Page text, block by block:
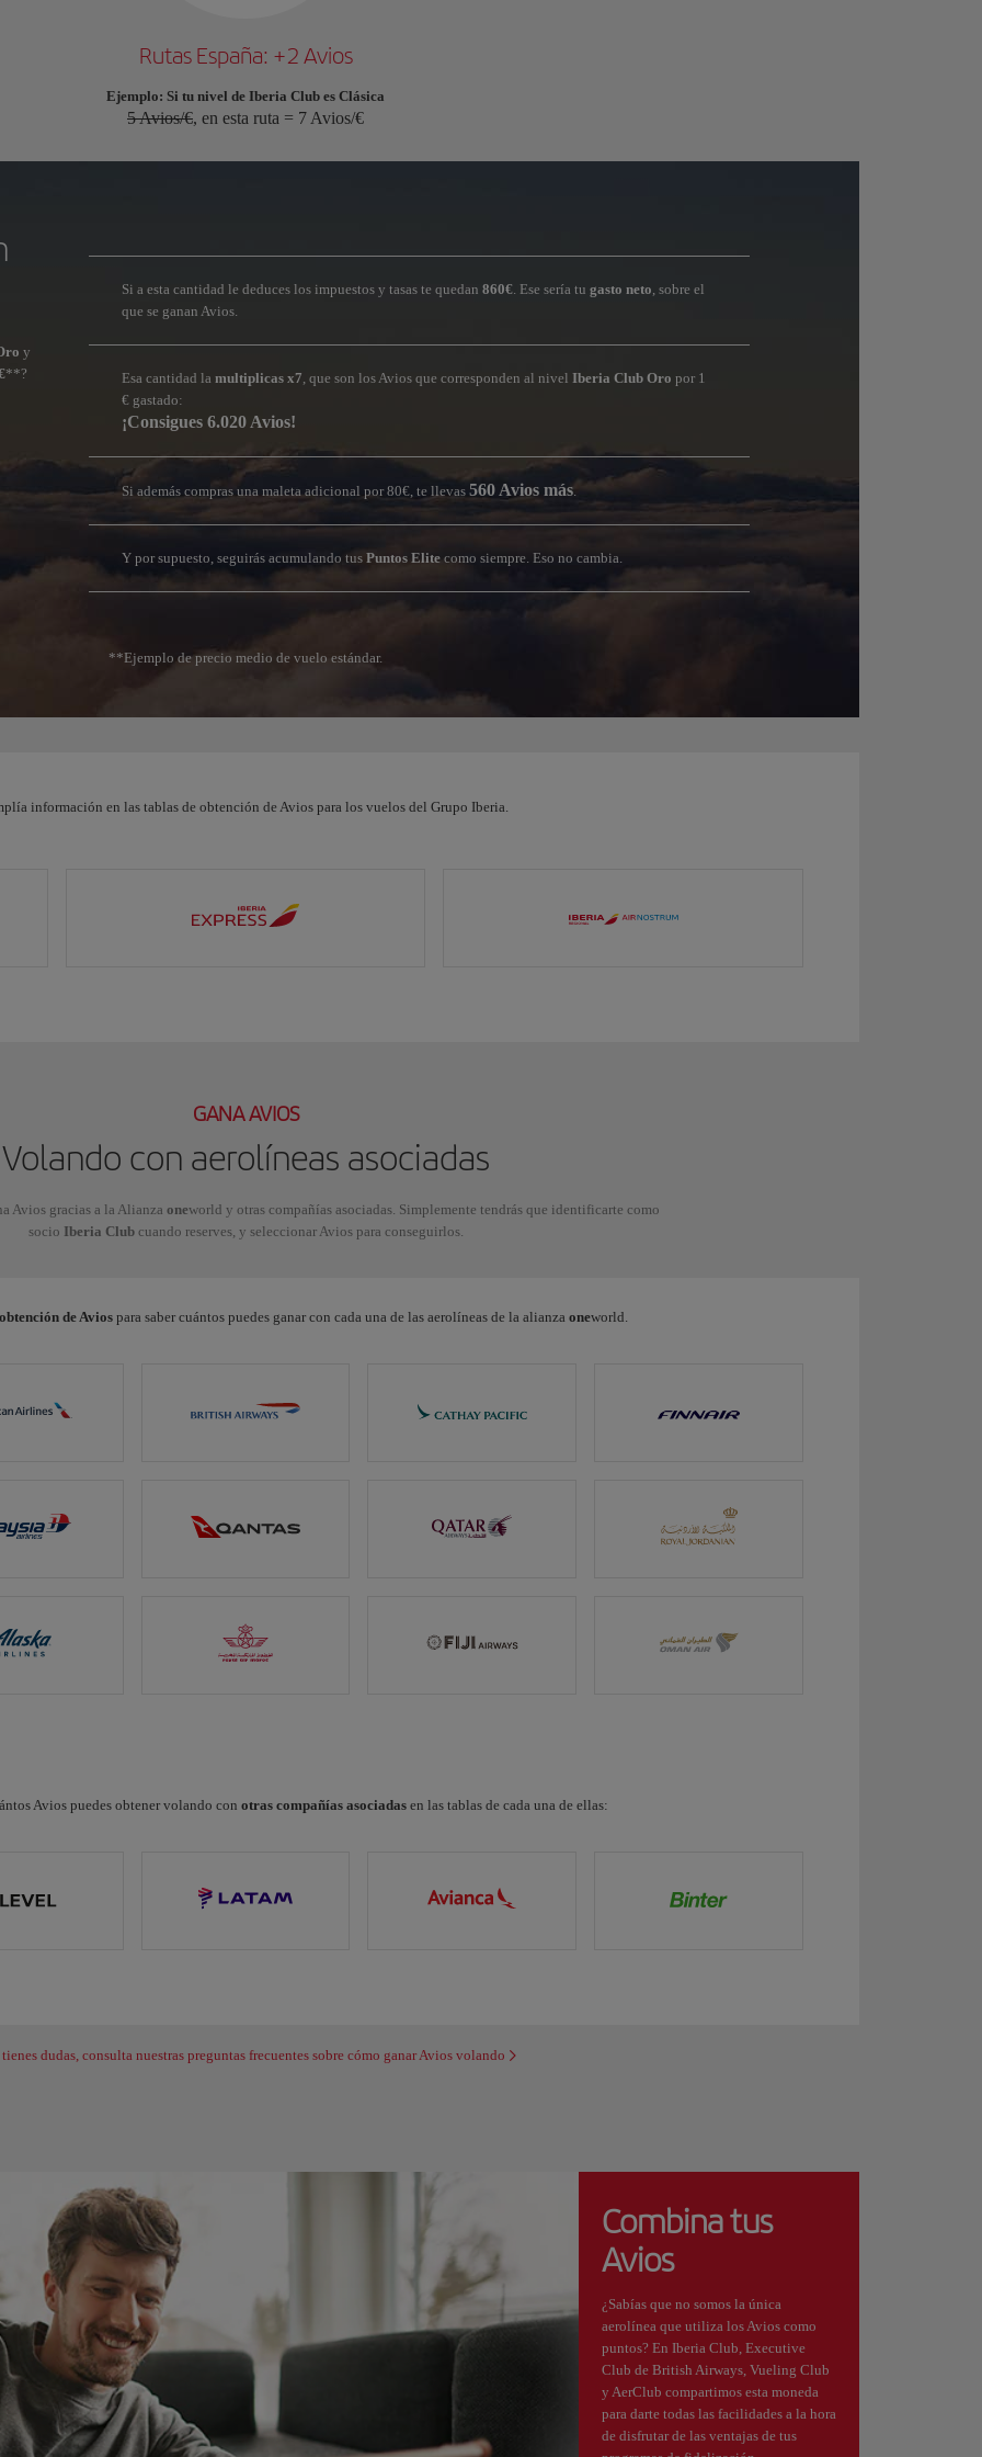
Rutas España: +2 Avios
Ejemplo: Si tu nivel de Iberia Club es Clásica
5 Avios/€, en esta ruta = 7 Avios/€
y
**?
Si a esta cantidad le deduces los impuestos y tasas te quedan860€. Ese sería tugasto neto, sobre el
que se ganan Avios.
Esa cantidad lamultiplicas x7, que son los Avios que corresponden al nivelIberia Club Oro por 1
€ gastado:
¡Consigues 6.020 Avios!
Si además compras una maleta adicional por 80€, te llevas560 Avios más.
Y por supuesto, seguirás acumulando tusPuntos Elite como siempre. Eso no cambia.
**Ejemplo de precio medio de vuelo estándar.
información en las tablas de obtención de Avios para los vuelos del Grupo Iberia.
GANA AVIOS
Volando con aerolíneas asociadas
Avios gracias a la Alianza oneworld y otras compañías asociadas. Simplemente tendrás que identificarte como
socio Iberia Clubcuando reserves, y seleccionar Avios para conseguirlos.
de Aviospara saber cuántos puedes ganar con cada una de las aerolíneas de la alianza oneworld.
Avios puedes obtener volando con otras compañías asociadasen las tablas de cada una de ellas:
dudas, consulta nuestras preguntas frecuentes sobre cómo ganar Avios volando
Combina tus
Avios
¿Sabías que no somos la única
aerolínea que utiliza los Avios como
puntos? En Iberia Club, Executive
Club de British Airways, Vueling Club
y AerClub compartimos esta moneda
para darte todas las facilidades a la hora
de disfrutar de las ventajas de tus